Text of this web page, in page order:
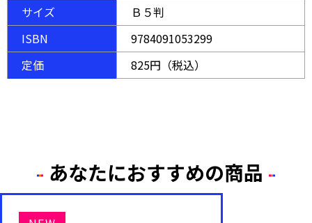
サイズ
Ｂ５判
ISBN
9784091053299
定価
825円（税込）
あなたにおすすめの商品